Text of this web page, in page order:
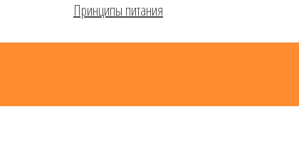
Принципы питания